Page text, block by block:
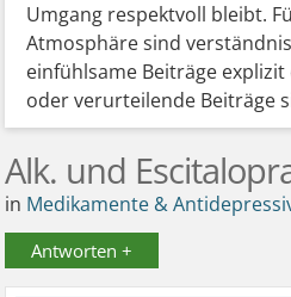
Umgang respektvoll bleibt.
Atmosphäre sind
einfühlsame Beiträge
oder verurteilende Beiträge
Alk. und
in Medikamente &
Antworten +